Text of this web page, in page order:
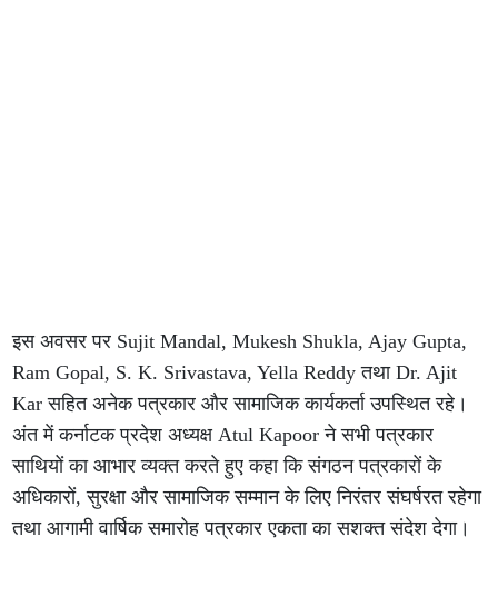
इस अवसर पर Sujit Mandal, Mukesh Shukla, Ajay Gupta,
Ram Gopal, S. K. Srivastava, Yella Reddy तथा Dr. Ajit
Kar सहित अनेक पत्रकार और सामाजिक कार्यकर्ता उपस्थित रहे।
अंत में कर्नाटक प्रदेश अध्यक्ष Atul Kapoor ने सभी पत्रकार
साथियों का आभार व्यक्त करते हुए कहा कि संगठन पत्रकारों के
अधिकारों, सुरक्षा और सामाजिक सम्मान के लिए निरंतर संघर्षरत रहेगा
तथा आगामी वार्षिक समारोह पत्रकार एकता का सशक्त संदेश देगा।